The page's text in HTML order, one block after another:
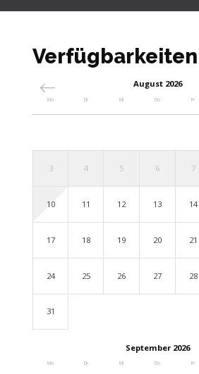
Verfügbarkeiten
August 2026
Mo Di Mi Do Fr
3 4 5 6 7
10 11 12 13 14
17 18 19 20 21
24 25 26 27 28
31
September 2026
Mo Di Mi Do Fr